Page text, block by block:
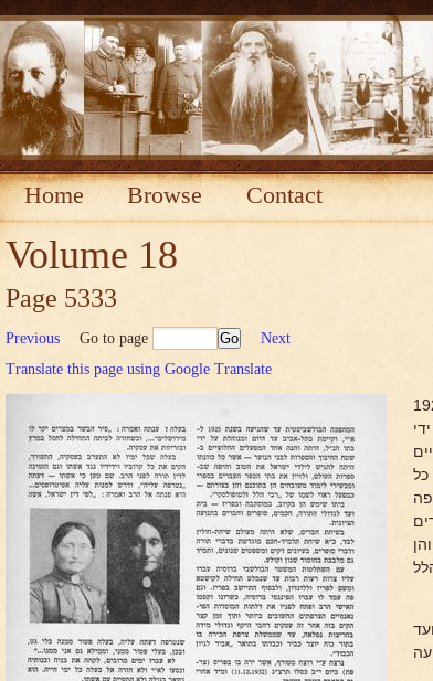
Home Browse Contact
Volume 18
Page 5333
Previous Go to page
Next
Translate this page using Google Translate
שהגיעה בשנת 1925